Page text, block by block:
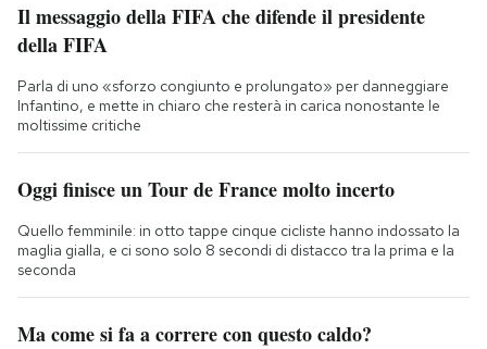
Il messaggio della FIFA che difende il presidente
della FIFA
Parla di uno «sforzo congiunto e prolungato» per danneggiare
Infantino, e mette in chiaro che resterà in carica nonostante le
moltissime critiche
Oggi finisce un Tour de France molto incerto
Quello femminile: in otto tappe cinque cicliste hanno indossato la
maglia gialla, e ci sono solo 8 secondi di distacco tra la prima e la
seconda
Ma come si fa a correre con questo caldo?